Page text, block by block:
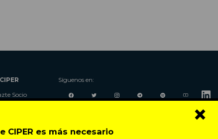
CIPER es más necesario
×
Socio
Síguenos en: